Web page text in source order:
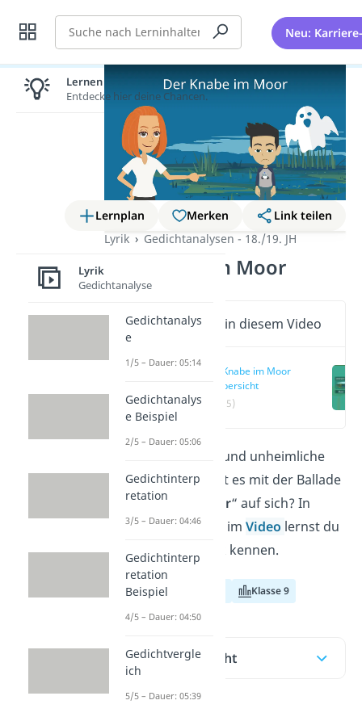
Suche Neu:
Lernplan Merken
Link teilen
Lyrik
Gedichtanalysen - 18./19. JH
Der Knabe im Moor
Wichtige Inhalte in diesem Video
Der Knabe im Moor
— Übersicht
(00:15)
Phantome, Geister und unheimliche
Melodien — was hat es mit der Ballade
Der Knabe im Moor“ auf sich? In
diesem Beitrag und imVideo lernst du
das berühmte Werk kennen.
Klasse 7 Klasse 9
Inhaltsübersicht
Lernen lohnt sich!
Entdecke hier deine Chancen.
Lyrik
Gedichtanalyse
Gedichtanalys
e
1/5 – Dauer: 05:14
Gedichtanalys
e Beispiel
2/5 – Dauer: 05:06
Gedichtinterp
retation
3/5 – Dauer: 04:46
Gedichtinterp
retation
Beispiel
4/5 – Dauer: 04:50
Gedichtvergle
ich
5/5 – Dauer: 05:39